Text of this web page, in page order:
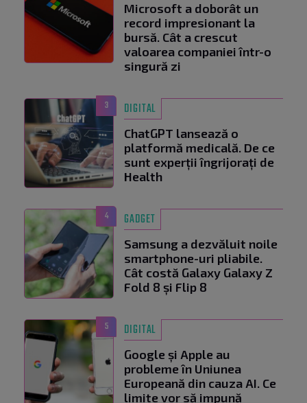
Microsoft a doborât un
record impresionant la
bursă. Cât a crescut
valoarea companiei într-o
singură zi
3 DIGITAL
ChatGPT lansează o
platformă medicală. De ce
sunt experții îngrijorați de
Health
4 GADGET
Samsung a dezvăluit noile
smartphone-uri pliabile.
Cât costă Galaxy Galaxy Z
Fold 8 și Flip 8
5 DIGITAL
Google și Apple au
probleme în Uniunea
Europeană din cauza AI. Ce
limite vor să impună